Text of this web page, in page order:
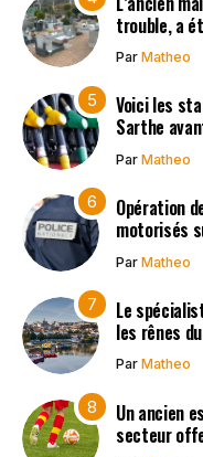
trouble, a
Par Matheo
Voici les
Sarthe
Par Matheo
Opération
motorisés
Par Matheo
Le
les rênes
Par Matheo
Un ancien
secteur